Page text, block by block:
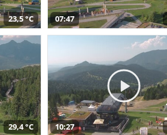
23,5 °C 07:47
29,4 °C 10:27